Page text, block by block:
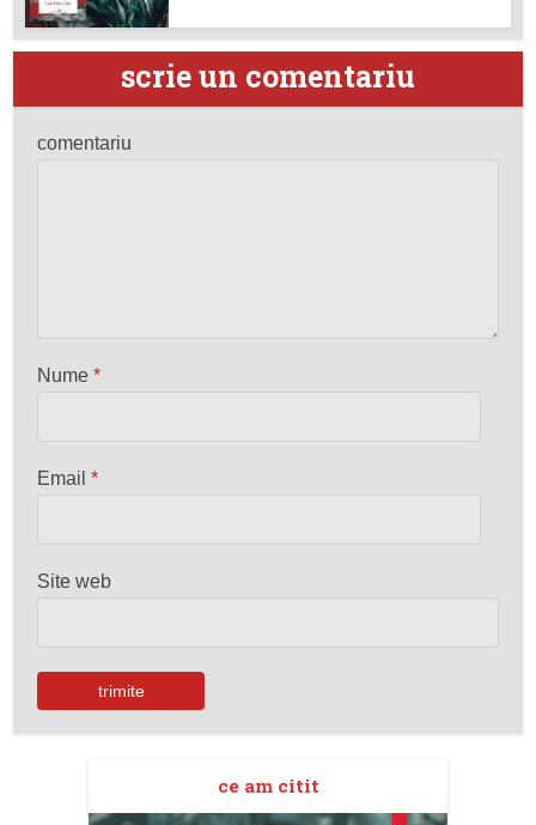
scrie un comentariu
comentariu
Nume*
Email*
Site web
ce am citit